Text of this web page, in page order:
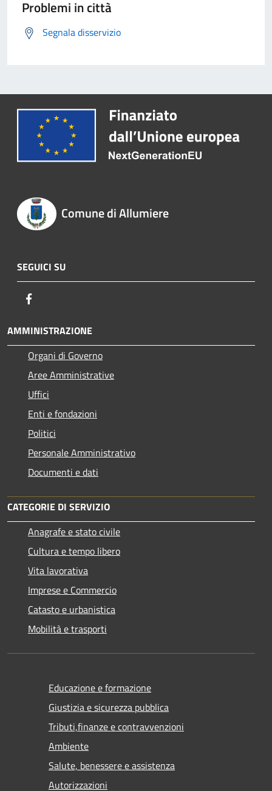
Problemi in città
Segnala disservizio
Comune di Allumiere
SEGUICI SU
AMMINISTRAZIONE
Organi di Governo
Aree Amministrative
Uffici
Enti e fondazioni
Politici
Personale Amministrativo
Documenti e dati
CATEGORIE DI SERVIZIO
Anagrafe e stato civile
Cultura e tempo libero
Vita lavorativa
Imprese e Commercio
Catasto e urbanistica
Mobilità e trasporti
Educazione e formazione
Giustizia e sicurezza pubblica
Tributi,finanze e contravvenzioni
Ambiente
Salute, benessere e assistenza
Autorizzazioni